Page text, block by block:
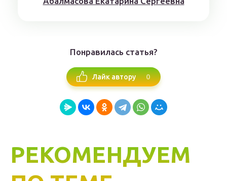
Понравилась статья?
Лайк автору 0
РЕКОМЕНДУЕМ